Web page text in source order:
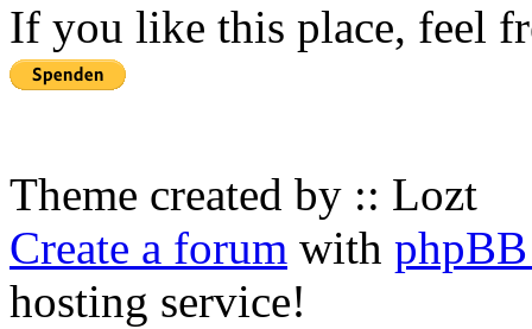
If you like this place, feel
Theme created by :: Lozt
Create a forum with
hosting service!